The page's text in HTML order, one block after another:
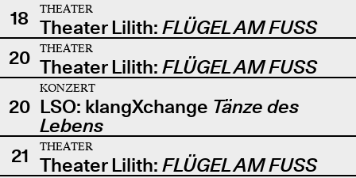
18
THEATER
Theater Lilith: FLÜGEL AM FUSS
20
THEATER
Theater Lilith: FLÜGEL AM FUSS
20
KONZERT
LSO: klangXchange Tänze des
Lebens
21
THEATER
Theater Lilith: FLÜGEL AM FUSS